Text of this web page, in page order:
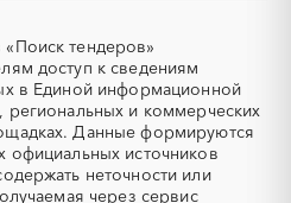
СОЖ (смазочно-
УДС (установки
депарафинизации скважин)
ЯТЭК
Авиаперевозка
Авиационные работы
вертолетами
Мурманская область
Нижегородская область
Новосибирская область
Оренбургская область
Пензенская область
тендеров»
доступ к сведениям
в Единой информационной
региональных и коммерческих
Данные формируются
официальных источников
неточности или
через сервис